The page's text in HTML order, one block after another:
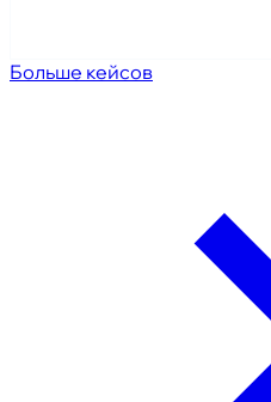
Больше кейсов